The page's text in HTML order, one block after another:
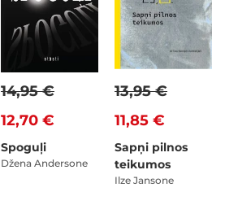
12,70 €
14,95 €
Spoguļi
Džena Andersone
11,85 €
13,95 €
Sapņi pilnos
teikumos
Ilze Jansone